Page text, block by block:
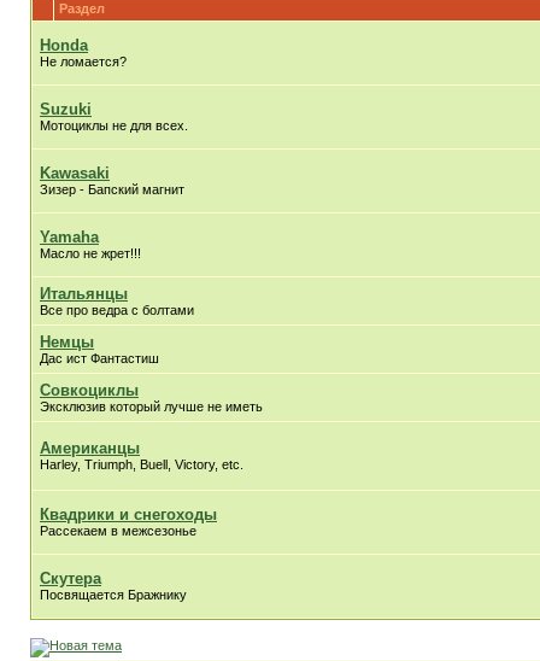
Раздел
Honda
Не ломается?
Suzuki
Мотоциклы не для всех.
Kawasaki
Зизер - Бапский магнит
Yamaha
Масло не жрет!!!
Итальянцы
Все про ведра с болтами
Немцы
Дас ист Фантастиш
Совкоциклы
Эксклюзив который лучше не иметь
Американцы
Harley, Triumph, Buell, Victory, etc.
Квадрики и снегоходы
Рассекаем в межсезонье
Скутера
Посвящается Бражнику